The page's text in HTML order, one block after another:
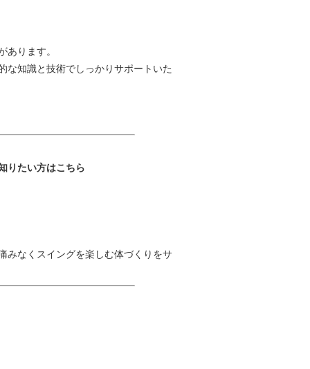
あります。
な知識と技術でしっかりサポートいた
りたい方はこちら
みなくスイングを楽しむ体づくりをサ